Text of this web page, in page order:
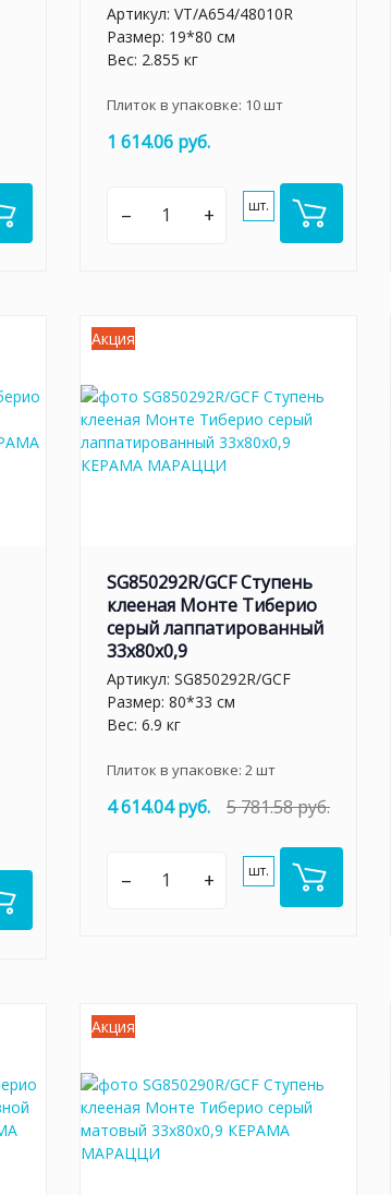
Артикул: VT/A654/48010R
Размер: 19*80 см
Вес: 2.855 кг
Плиток в упаковке: 10шт
1 614.06 руб.
– + шт.
Акция
SG850292R/GCF Ступень
клееная Монте Тиберио
серый лаппатированный
33x80x0,9
Артикул: SG850292R/GCF
Размер: 80*33 см
Вес: 6.9 кг
Плиток в упаковке: 2 шт
4 614.04 руб. 5 781.58 руб.
– + шт.
Акция